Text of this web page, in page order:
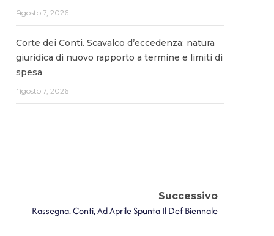
Agosto 7, 2026
Corte dei Conti. Scavalco d’eccedenza: natura
giuridica di nuovo rapporto a termine e limiti di
spesa
Agosto 7, 2026
Successivo
Rassegna. Conti, Ad Aprile Spunta Il Def Biennale